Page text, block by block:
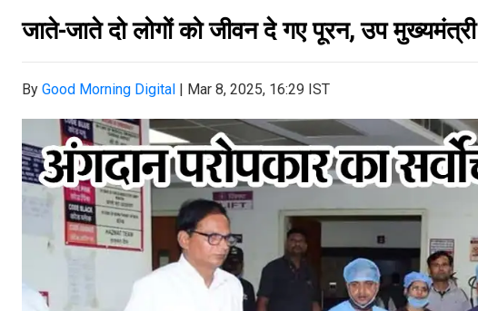
जाते-जाते दो लोगों को जीवन दे गए पूरन, उप
By Good Morning Digital | Mar 8, 2025, 16:29 IST